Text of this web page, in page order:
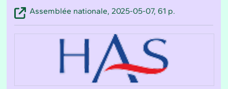
Assemblée nationale, 2025-05-07, 61 p.